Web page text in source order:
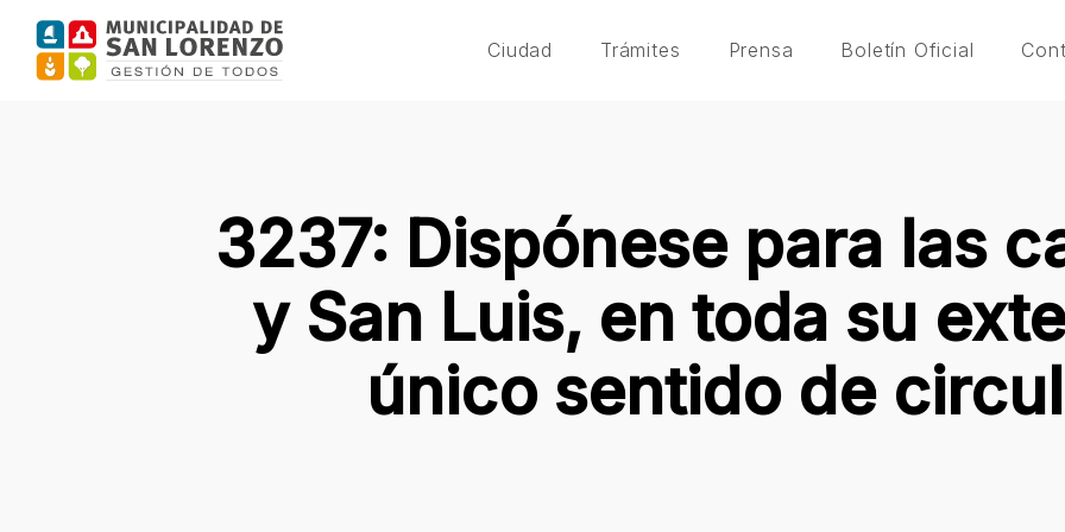
Skip
main
Ciudad Trámites Prensa Boletín Oficial
3237: Dispónese para las
y San Luis, en toda su
único sentido de